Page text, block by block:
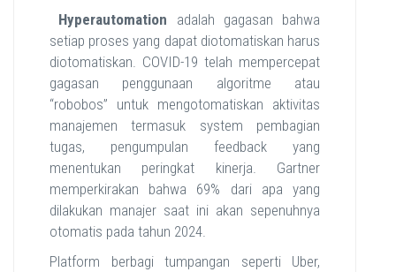
Hyperautomation adalah gagasan bahwa
setiap proses yang dapat diotomatiskan harus
diotomatiskan. COVID-19 telah mempercepat
gagasan penggunaan algoritme atau
“robobos” untuk mengotomatiskan aktivitas
manajemen termasuk system pembagian
tugas, pengumpulan feedback yang
menentukan peringkat kinerja. Gartner
memperkirakan bahwa 69% dari apa yang
dilakukan manajer saat ini akan sepenuhnya
otomatis pada tahun 2024.
Platform berbagi tumpangan seperti Uber,